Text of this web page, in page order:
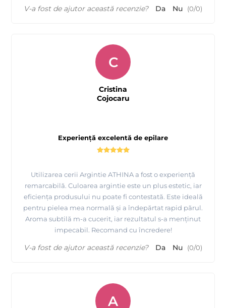
V-a fost de ajutor această recenzie? Da Nu (0/0)
Experiență excelentă de epilare
Utilizarea cerii Argintie ATHINA a fost o experiență
remarcabilă. Culoarea argintie este un plus estetic, iar
eficiența produsului nu poate fi contestată. Este ideală
pentru pielea mea normală și a îndepărtat rapid părul.
Aroma subtilă m-a cucerit, iar rezultatul s-a menținut
impecabil. Recomand cu încredere!
C
Cristina
Cojocaru
V-a fost de ajutor această recenzie? Da Nu (0/0)
A